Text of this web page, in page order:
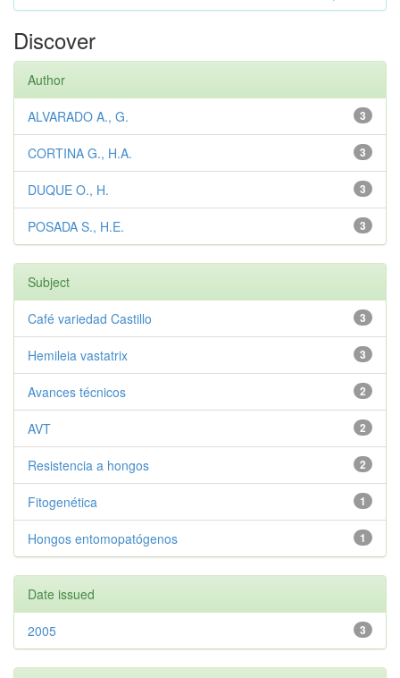
Discover
Author
3
ALVARADO A., G.
3
CORTINA G., H.A.
3
DUQUE O., H.
3
POSADA S., H.E.
Subject
3
Café variedad Castillo
3
Hemileia vastatrix
2
Avances técnicos
2
AVT
2
Resistencia a hongos
1
Fitogenética
1
Hongos entomopatógenos
Date issued
3
2005